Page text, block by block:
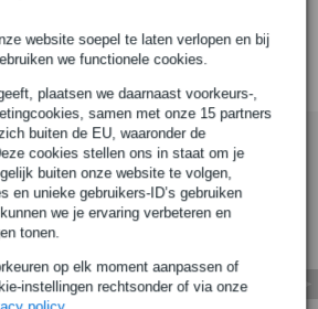
website soepel te laten verlopen en bij
we functionele cookies.
plaatsen we daarnaast voorkeurs-,
samen met onze 15 partners
buiten de EU, waaronder de
cookies stellen ons in staat om je
buiten onze website te volgen,
en unieke gebruikers-ID’s gebruiken
we je ervaring verbeteren en
tonen.
op elk moment aanpassen of
instellingen rechtsonder of via onze